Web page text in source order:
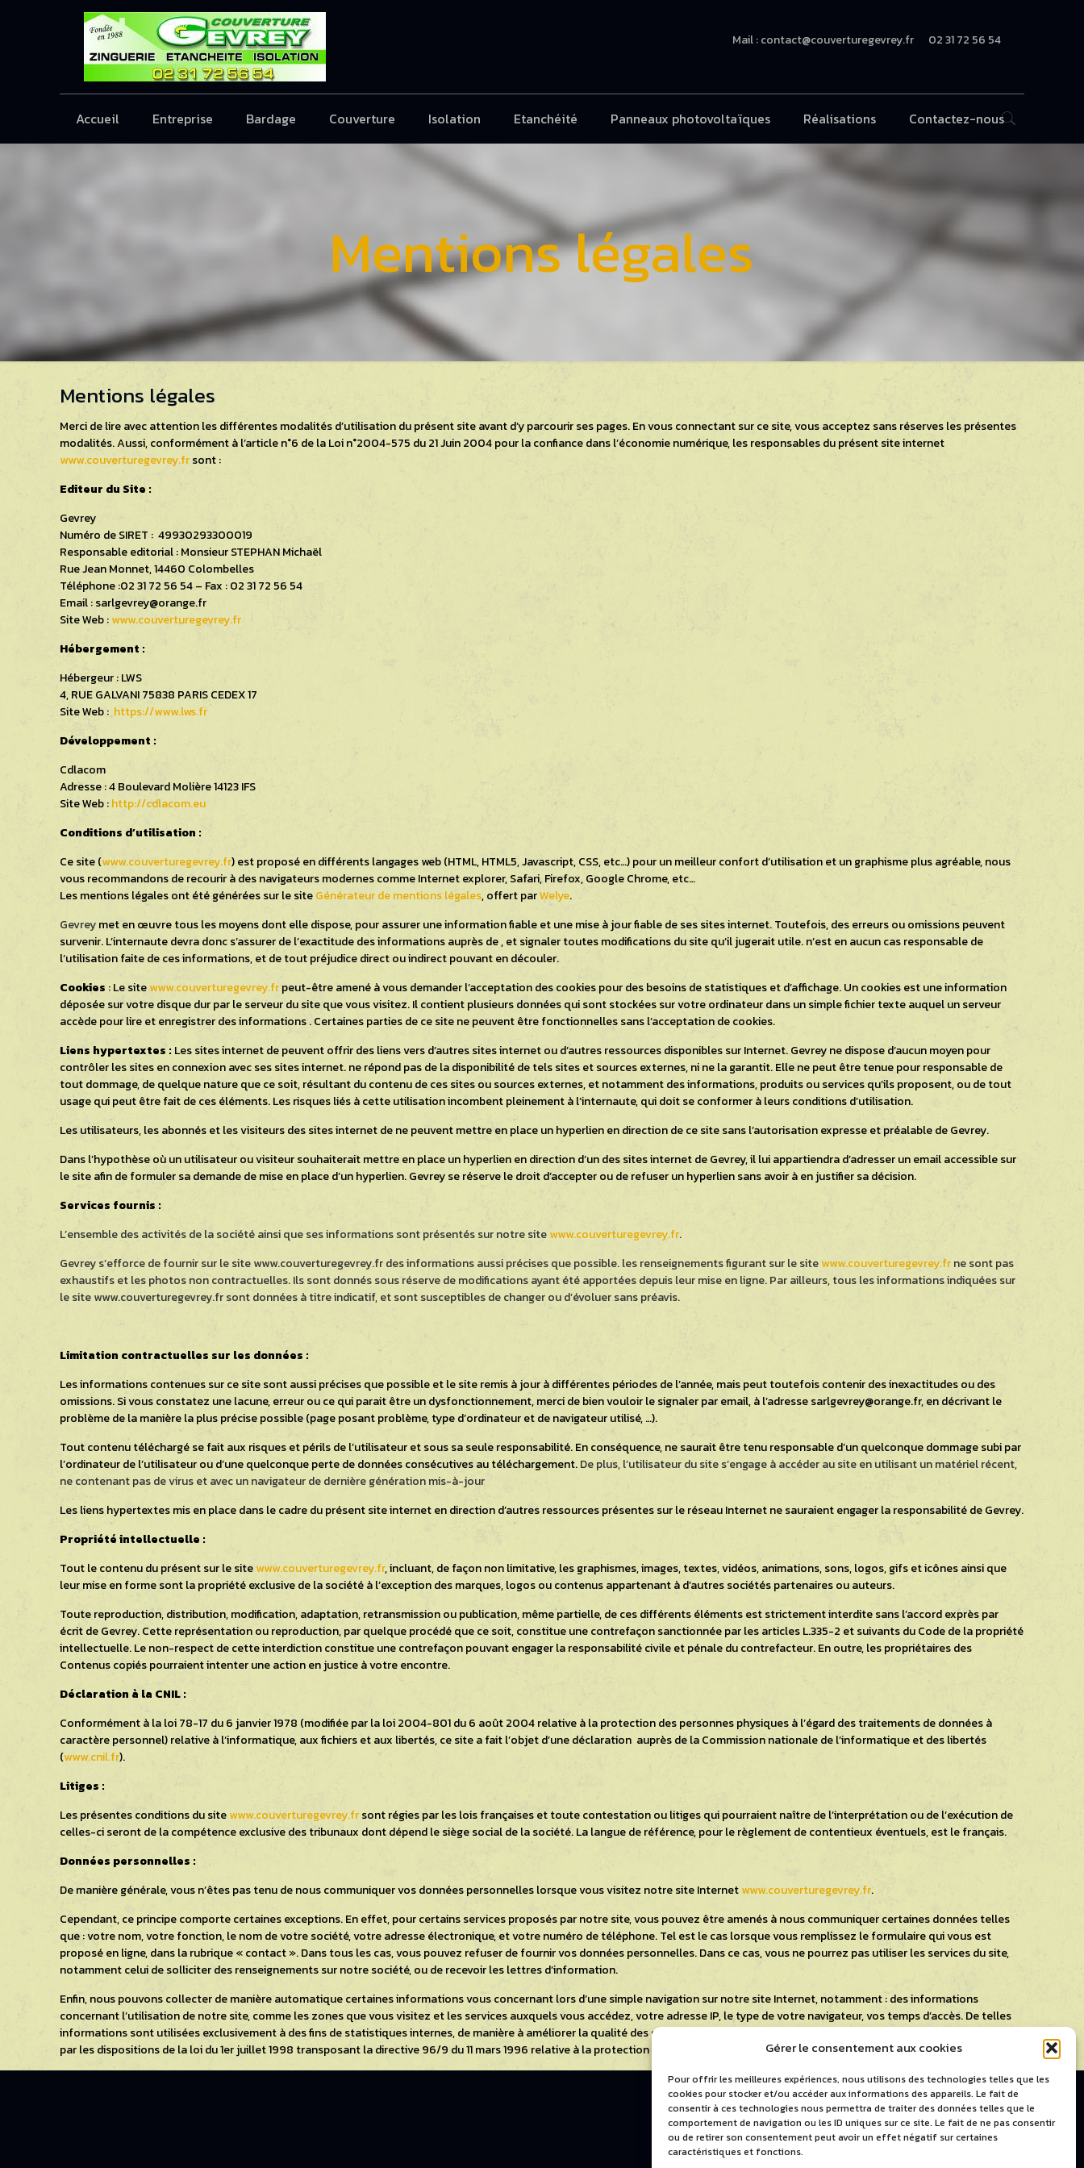
Gérer le consentement aux cookies
Pour offrir les meilleures expériences, nous utilisons des technologies telles que les
cookies pour stocker et/ou accéder aux informations des appareils. Le fait de
consentir à ces technologies nous permettra de traiter des données telles que le
comportement de navigation ou les ID uniques sur ce site. Le fait de ne pas consentir
ou de retirer son consentement peut avoir un effet négatif sur certaines
caractéristiques et fonctions.
Accueil Entreprise Bardage Couverture Isolation Etanchéité Panneaux photovoltaïques Réalisations Contactez-nous
Mail : contact@couverturegevrey.fr 02 31 72 56 54
Mentions légales
Mentions légales
Merci de lire avec attention les différentes modalités d’utilisation du présent site avant d’y parcourir ses pages. En vous connectant sur ce site, vous acceptez sans réserves les présentes
modalités. Aussi, conformément à l’article n°6 de la Loi n°2004-575 du 21 Juin 2004 pour la confiance dans l’économie numérique, les responsables du présent site internet
www.couverturegevrey.frsont :
Editeur du Site :
Gevrey
Numéro de SIRET : 49930293300019
Responsable editorial : Monsieur STEPHAN Michaël
Rue Jean Monnet, 14460 Colombelles
Téléphone :02 31 72 56 54 – Fax : 02 31 72 56 54
Email : sarlgevrey@orange.fr
Site Web :www.couverturegevrey.fr
Hébergement :
Hébergeur : LWS
4, RUE GALVANI 75838 PARIS CEDEX 17
Site Web :https://www.lws.fr
Développement :
Cdlacom
Adresse : 4 Boulevard Molière 14123 IFS
Site Web :http://cdlacom.eu
Conditions d’utilisation :
Ce site (www.couverturegevrey.fr) est proposé en différents langages web (HTML, HTML5, Javascript, CSS, etc…) pour un meilleur confort d’utilisation et un graphisme plus agréable, nous
vous recommandons de recourir à des navigateurs modernes comme Internet explorer, Safari, Firefox, Google Chrome, etc…
Les mentions légales ont été générées sur le siteGénérateur de mentions légales, offert parWelye.
Gevreymet en œuvre tous les moyens dont elle dispose, pour assurer une information fiable et une mise à jour fiable de ses sites internet. Toutefois, des erreurs ou omissions peuvent
survenir. L’internaute devra donc s’assurer de l’exactitude des informations auprès de , et signaler toutes modifications du site qu’il jugerait utile. n’est en aucun cas responsable de
l’utilisation faite de ces informations, et de tout préjudice direct ou indirect pouvant en découler.
Cookies : Le sitewww.couverturegevrey.frpeut-être amené à vous demander l’acceptation des cookies pour des besoins de statistiques et d’affichage. Un cookies est une information
déposée sur votre disque dur par le serveur du site que vous visitez. Il contient plusieurs données qui sont stockées sur votre ordinateur dans un simple fichier texte auquel un serveur
accède pour lire et enregistrer des informations . Certaines parties de ce site ne peuvent être fonctionnelles sans l’acceptation de cookies.
Liens hypertextes : Les sites internet de peuvent offrir des liens vers d’autres sites internet ou d’autres ressources disponibles sur Internet. Gevrey ne dispose d’aucun moyen pour
contrôler les sites en connexion avec ses sites internet. ne répond pas de la disponibilité de tels sites et sources externes, ni ne la garantit. Elle ne peut être tenue pour responsable de
tout dommage, de quelque nature que ce soit, résultant du contenu de ces sites ou sources externes, et notamment des informations, produits ou services qu’ils proposent, ou de tout
usage qui peut être fait de ces éléments. Les risques liés à cette utilisation incombent pleinement à l’internaute, qui doit se conformer à leurs conditions d’utilisation.
Les utilisateurs, les abonnés et les visiteurs des sites internet de ne peuvent mettre en place un hyperlien en direction de ce site sans l’autorisation expresse et préalable de Gevrey.
Dans l’hypothèse où un utilisateur ou visiteur souhaiterait mettre en place un hyperlien en direction d’un des sites internet de Gevrey, il lui appartiendra d’adresser un email accessible sur
le site afin de formuler sa demande de mise en place d’un hyperlien. Gevrey se réserve le droit d’accepter ou de refuser un hyperlien sans avoir à en justifier sa décision.
Services fournis :
L’ensemble des activités de la société ainsi que ses informations sont présentés sur notre sitewww.couverturegevrey.fr.
Gevrey s’efforce de fournir sur le site www.couverturegevrey.fr des informations aussi précises que possible. les renseignements figurant sur le sitewww.couverturegevrey.frne sont pas
exhaustifs et les photos non contractuelles. Ils sont donnés sous réserve de modifications ayant été apportées depuis leur mise en ligne. Par ailleurs, tous les informations indiquées sur
le site www.couverturegevrey.frsont données à titre indicatif, et sont susceptibles de changer ou d’évoluer sans préavis.
Limitation contractuelles sur les données :
Les informations contenues sur ce site sont aussi précises que possible et le site remis à jour à différentes périodes de l’année, mais peut toutefois contenir des inexactitudes ou des
omissions. Si vous constatez une lacune, erreur ou ce qui parait être un dysfonctionnement, merci de bien vouloir le signaler par email, à l’adresse sarlgevrey@orange.fr, en décrivant le
problème de la manière la plus précise possible (page posant problème, type d’ordinateur et de navigateur utilisé, …).
Tout contenu téléchargé se fait aux risques et périls de l’utilisateur et sous sa seule responsabilité. En conséquence, ne saurait être tenu responsable d’un quelconque dommage subi par
l’ordinateur de l’utilisateur ou d’une quelconque perte de données consécutives au téléchargement.De plus, l’utilisateur du site s’engage à accéder au site en utilisant un matériel récent,
ne contenant pas de virus et avec un navigateur de dernière génération mis-à-jour
Les liens hypertextes mis en place dans le cadre du présent site internet en direction d’autres ressources présentes sur le réseau Internet ne sauraient engager la responsabilité de Gevrey.
Propriété intellectuelle :
Tout le contenu du présent sur le sitewww.couverturegevrey.fr, incluant, de façon non limitative, les graphismes, images, textes, vidéos, animations, sons, logos, gifs et icônes ainsi que
leur mise en forme sont la propriété exclusive de la société à l’exception des marques, logos ou contenus appartenant à d’autres sociétés partenaires ou auteurs.
Toute reproduction, distribution, modification, adaptation, retransmission ou publication, même partielle, de ces différents éléments est strictement interdite sans l’accord exprès par
écrit de Gevrey. Cette représentation ou reproduction, par quelque procédé que ce soit, constitue une contrefaçon sanctionnée par les articles L.335-2 et suivants du Code de la propriété
intellectuelle. Le non-respect de cette interdiction constitue une contrefaçon pouvant engager la responsabilité civile et pénale du contrefacteur. En outre, les propriétaires des
Contenus copiés pourraient intenter une action en justice à votre encontre.
Déclaration à la CNIL :
Conformément à la loi 78-17 du 6 janvier 1978 (modifiée par la loi 2004-801 du 6 août 2004 relative à la protection des personnes physiques à l’égard des traitements de données à
caractère personnel) relative à l’informatique, aux fichiers et aux libertés, ce site a fait l’objet d’une déclaration auprès de la Commission nationale de l’informatique et des libertés
(www.cnil.fr).
Litiges :
Les présentes conditions du sitewww.couverturegevrey.frsont régies par les lois françaises et toute contestation ou litiges qui pourraient naître de l’interprétation ou de l’exécution de
celles-ci seront de la compétence exclusive des tribunaux dont dépend le siège social de la société. La langue de référence, pour le règlement de contentieux éventuels, est le français.
Données personnelles :
De manière générale, vous n’êtes pas tenu de nous communiquer vos données personnelles lorsque vous visitez notre site Internetwww.couverturegevrey.fr.
Cependant, ce principe comporte certaines exceptions. En effet, pour certains services proposés par notre site, vous pouvez être amenés à nous communiquer certaines données telles
que : votre nom, votre fonction, le nom de votre société, votre adresse électronique, et votre numéro de téléphone. Tel est le cas lorsque vous remplissez le formulaire qui vous est
proposé en ligne, dans la rubrique « contact ». Dans tous les cas, vous pouvez refuser de fournir vos données personnelles. Dans ce cas, vous ne pourrez pas utiliser les services du site,
notamment celui de solliciter des renseignements sur notre société, ou de recevoir les lettres d’information.
Enfin, nous pouvons collecter de manière automatique certaines informations vous concernant lors d’une simple navigation sur notre site Internet, notamment : des informations
concernant l’utilisation de notre site, comme les zones que vous visitez et les services auxquels vous accédez, votre adresse IP, le type de votre navigateur, vos temps d’accès. De telles
informations sont utilisées exclusivement à des fins de statistiques internes, de manière à améliorer la qualité des services qui vous sont proposés. Les bases de données sont protégées
par les dispositions de la loi du 1er juillet 1998 transposant la directive 96/9 du 11 mars 1996 relative à la protection juridique des bases de données.